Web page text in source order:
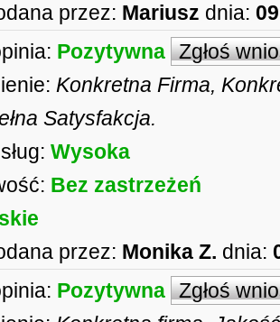
przez: Mariusz dnia:
Pozytywna Zgłoś
Konkretna Firma,
Satysfakcja.
Wysoka
Bez zastrzeżeń
przez: Monika Z. dnia:
Pozytywna Zgłoś